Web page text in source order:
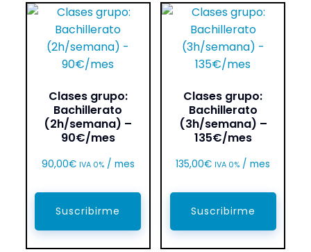
Clases grupo:
Bachillerato
(2h/semana) –
90€/mes
90,00€ IVA 0% / mes
Suscribirme
Clases grupo:
Bachillerato
(3h/semana) –
135€/mes
135,00€ IVA 0% / mes
Suscribirme